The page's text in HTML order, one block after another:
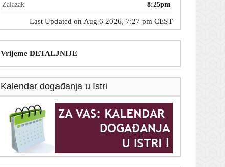
Zalazak
8:25pm
Last Updated on Aug 6 2026, 7:27 pm CEST
Vrijeme DETALJNIJE
Kalendar događanja u Istri